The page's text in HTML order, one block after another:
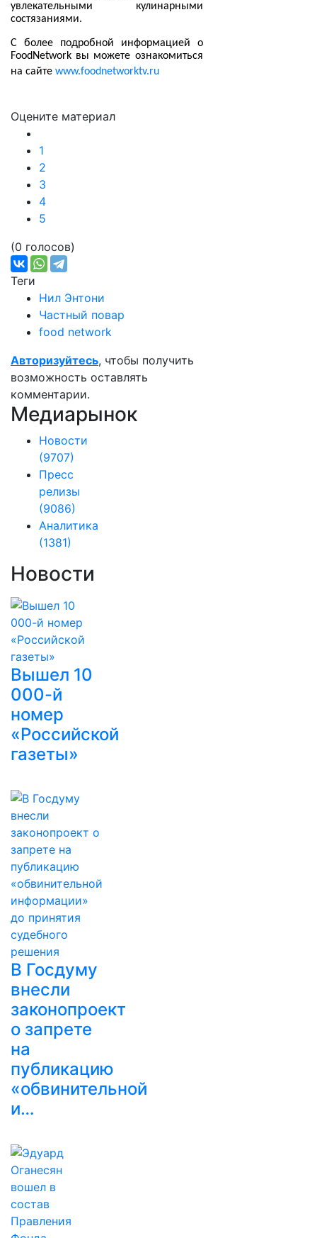
увлекательными кулинарными
состязаниями.
С более подробной информацией о
FoodNetwork вы можете ознакомиться
на сайте www.foodnetworktv.ru
Оцените материал
1
2
3
4
5
(0 голосов)
Теги
Нил Энтони
Частный повар
food network
Авторизуйтесь, чтобы получить
возможность оставлять
комментарии.
Медиарынок
Новости
(9707)
Пресс
релизы
(9086)
Аналитика
(1381)
Новости
Вышел 10
000-й
номер
«Российской
газеты»
В Госдуму
внесли
законопроект
о запрете
на
публикацию
«обвинительной
и…